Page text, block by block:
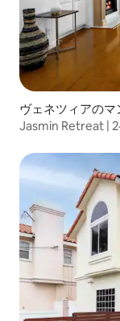
ヴェネツィアのマ
Jasmin Retreat |